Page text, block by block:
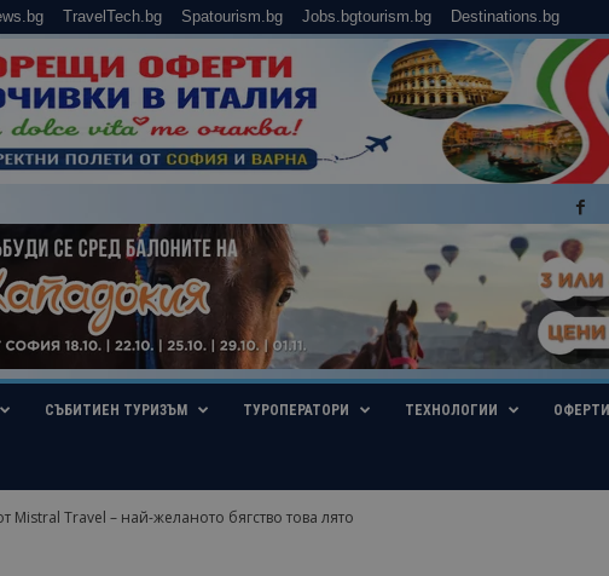
TravelTech.bg Spatourism.bg Jobs.bgtourism.bg Destinations.bg
СЪБИТИЕН ТУРИЗЪМ ТУРОПЕРАТОРИ ТЕХНОЛОГИИ ОФЕРТИ
Mistral Travel – най-желаното бягство това лято